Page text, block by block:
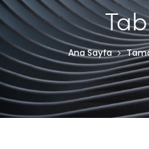
Ana Sayfa